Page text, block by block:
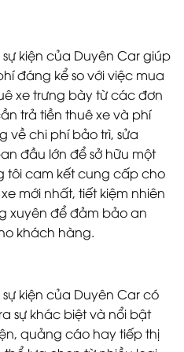
kiện của Duyên Car giúp
đáng kể so với việc mua
xe trưng bày từ các đơn
trả tiền thuê xe và phí
về chi phí bảo trì, sửa
đầu lớn để sở hữu một
tôi cam kết cung cấp cho
mới nhất, tiết kiệm nhiên
xuyên để đảm bảo an
khách hàng.
kiện của Duyên Car có
sự khác biệt và nổi bật
quảng cáo hay tiếp thị